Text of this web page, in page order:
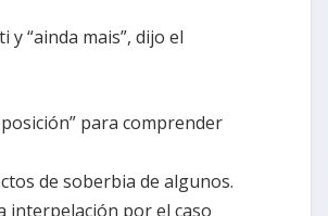
“ainda mais”, dijo el
para comprender
de soberbia de algunos.
interpelación por el caso